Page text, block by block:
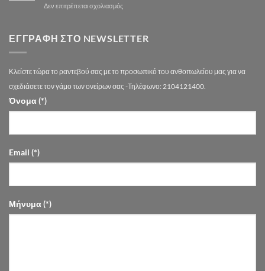
Τάσεις
Αθήνα
Δεν επιτρέπεται σχολιασμόςστο
στον
Drimalas
Flowers
ΕΓΓΡΑΦΉ ΣΤΟ NEWSLETTER
Κλείστε τώρα το ραντεβού σας με το προσωπικό του ανθοπωλείου μας για να
σχεδιάσετε τον γάμο των ονείρων σας -Τηλέφωνο: 2104121400.
Όνομα (*)
Email (*)
Μήνυμα (*)